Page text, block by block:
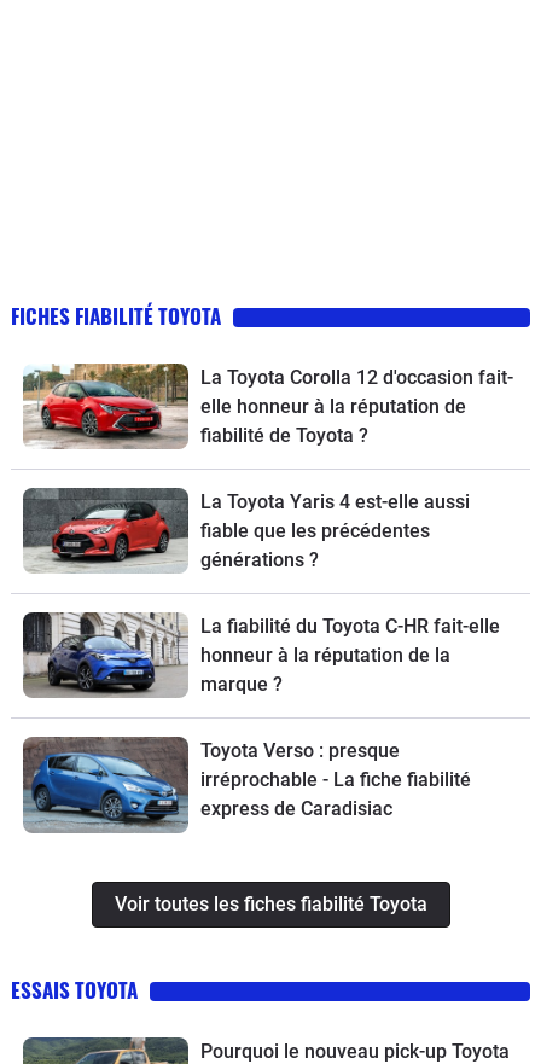
FICHES FIABILITÉ TOYOTA
La Toyota Corolla 12 d'occasion fait-
elle honneur à la réputation de
fiabilité de Toyota ?
La Toyota Yaris 4 est-elle aussi
fiable que les précédentes
générations ?
La fiabilité du Toyota C-HR fait-elle
honneur à la réputation de la
marque ?
Toyota Verso : presque
irréprochable - La fiche fiabilité
express de Caradisiac
Voir toutes les fiches fiabilité Toyota
ESSAIS TOYOTA
Pourquoi le nouveau pick-up Toyota